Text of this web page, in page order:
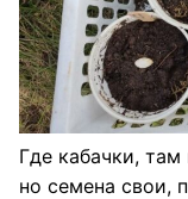
Где кабачки,
но семена свои,